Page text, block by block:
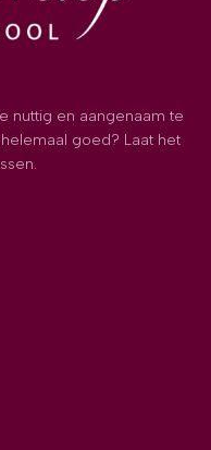
nuttig en aangenaam te
goed? Laat het